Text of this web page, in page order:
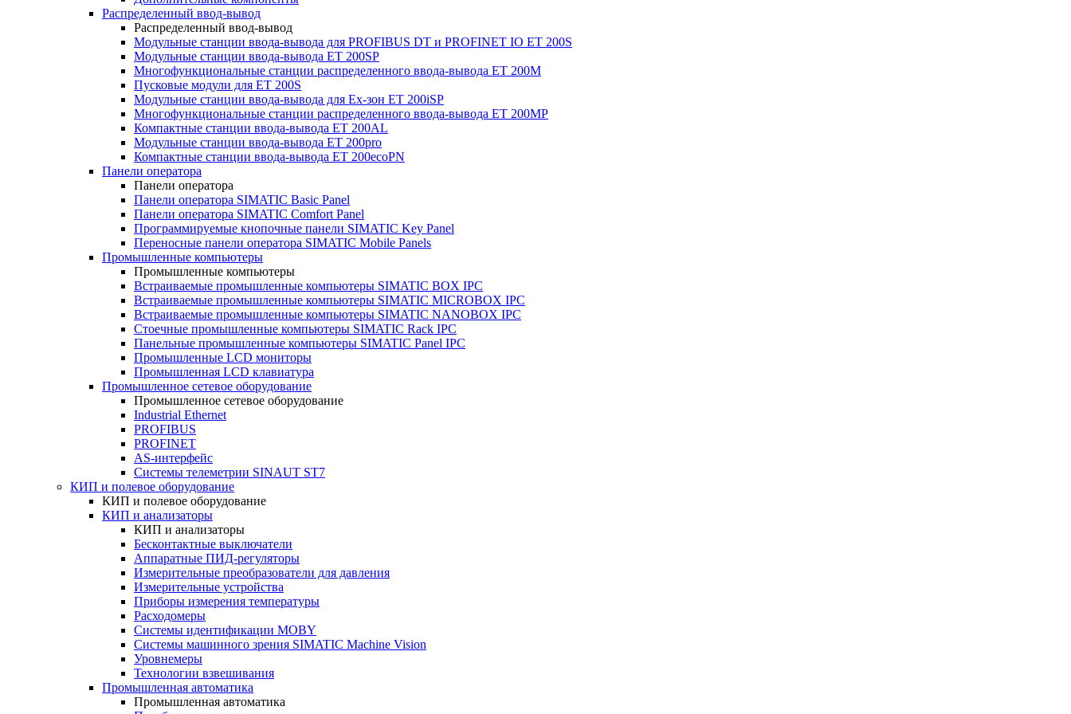
Распределенный ввод-вывод
Распределенный ввод-вывод
Модульные станции ввода-вывода для PROFIBUS DT и PROFINET IO ET 200S
Модульные станции ввода-вывода ET 200SP
Многофункциональные станции распределенного ввода-вывода ET 200M
Пусковые модули для ET 200S
Модульные станции ввода-вывода для Ex-зон ET 200iSP
Многофункциональные станции распределенного ввода-вывода ET 200MP
Компактные станции ввода-вывода ET 200AL
Модульные станции ввода-вывода ET 200pro
Компактные станции ввода-вывода ET 200ecoPN
Панели оператора
Панели оператора
Панели оператора SIMATIC Basic Panel
Панели оператора SIMATIC Comfort Panel
Программируемые кнопочные панели SIMATIC Key Panel
Переносные панели оператора SIMATIC Mobile Panels
Промышленные компьютеры
Промышленные компьютеры
Встраиваемые промышленные компьютеры SIMATIC BOX IPC
Встраиваемые промышленные компьютеры SIMATIC MICROBOX IPC
Встраиваемые промышленные компьютеры SIMATIC NANOBOX IPC
Стоечные промышленные компьютеры SIMATIC Rack IPC
Панельные промышленные компьютеры SIMATIC Panel IPC
Промышленные LCD мониторы
Промышленная LCD клавиатура
Промышленное сетевое оборудование
Промышленное сетевое оборудование
Industrial Ethernet
PROFIBUS
PROFINET
AS-интерфейс
Системы телеметрии SINAUT ST7
КИП и полевое оборудование
КИП и полевое оборудование
КИП и анализаторы
КИП и анализаторы
Бесконтактные выключатели
Аппаратные ПИД-регуляторы
Измерительные преобразователи для давления
Измерительные устройства
Приборы измерения температуры
Расходомеры
Системы идентификации MOBY
Системы машинного зрения SIMATIC Machine Vision
Уровнемеры
Технологии взвешивания
Промышленная автоматика
Промышленная автоматика